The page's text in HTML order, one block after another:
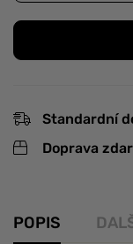
Standardní
Doprava
POPIS